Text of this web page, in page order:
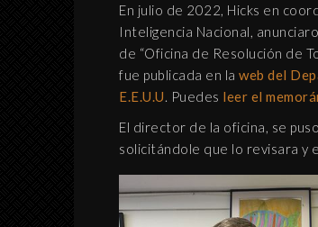
En julio de 2022, Hicks en
Inteligencia Nacional,
de “Oficina de Resolución de
fue publicada en la web del
E.E.U.U. Puedes leer el
El director de la oficina, se
solicitándole que lo revisara y
INTERPRETACIÓN DE
ABRAXAS SEGÚN
BLAVATSKY Y JUNG
MUNDO APÓCRIFO
8 septiembre, 2019